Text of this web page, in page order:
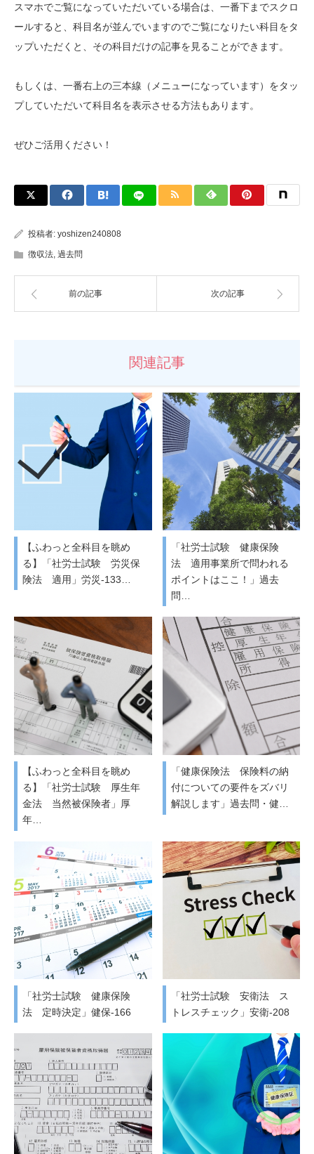
スマホでご覧になっていただいている場合は、一番下までスクロ
ールすると、科目名が並んでいますのでご覧になりたい科目をタ
ップいただくと、その科目だけの記事を見ることができます。
もしくは、一番右上の三本線（メニューになっています）をタッ
プしていただいて科目名を表示させる方法もあります。
ぜひご活用ください！
投稿者: yoshizen240808
徴収法, 過去問
前の記事 次の記事
関連記事
【ふわっと全科目を眺め
る】「社労士試験 労災保
険法 適用」労災-133…
「社労士試験 健康保険
法 適用事業所で問われる
ポイントはここ！」過去
問…
【ふわっと全科目を眺め
る】「社労士試験 厚生年
金法 当然被保険者」厚
年…
「健康保険法 保険料の納
付についての要件をズバリ
解説します」過去問・健…
「社労士試験 健康保険
法 定時決定」健保-166
「社労士試験 安衛法 ス
トレスチェック」安衛-208